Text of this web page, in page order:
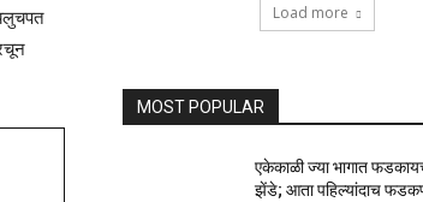
Load more
MOST POPULAR
एकेकाळी ज्या भागात
झेंडे; आता पहिल्यांदाच